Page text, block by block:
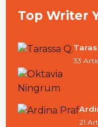
Top Writer
33
21